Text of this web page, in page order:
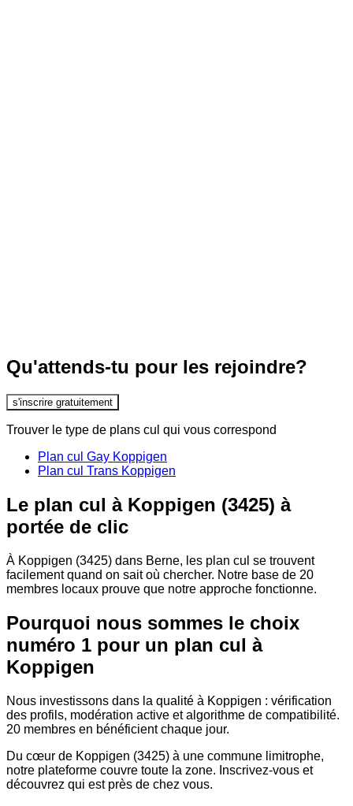
Qu'attends-tu pour les rejoindre?
s'inscrire gratuitement
Trouver le type de plans cul qui vous correspond
Plan cul Gay Koppigen
Plan cul Trans Koppigen
Le plan cul à Koppigen (3425) à
portée de clic
À Koppigen (3425) dans Berne, les plan cul se trouvent
facilement quand on sait où chercher. Notre base de 20
membres locaux prouve que notre approche fonctionne.
Pourquoi nous sommes le choix
numéro 1 pour un plan cul à
Koppigen
Nous investissons dans la qualité à Koppigen : vérification
des profils, modération active et algorithme de compatibilité.
20 membres en bénéficient chaque jour.
Du cœur de Koppigen (3425) à une commune limitrophe,
notre plateforme couvre toute la zone. Inscrivez-vous et
découvrez qui est près de chez vous.